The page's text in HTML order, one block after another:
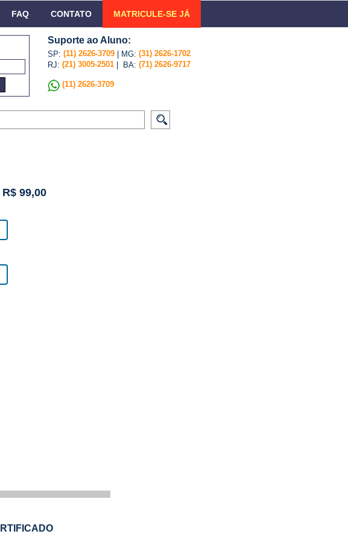
FAQ CONTATO MATRICULE-SE JÁ
Suporte ao Aluno:
SP: (11) 2626-3709 | MG: (31) 2626-1702
RJ: (21) 3005-2501 | BA: (71) 2626-9717
(11) 2626-3709
99,00